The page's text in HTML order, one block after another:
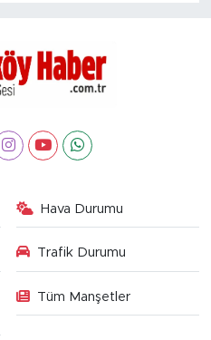
Hava Durumu
Trafik Durumu
Tüm Manşetler